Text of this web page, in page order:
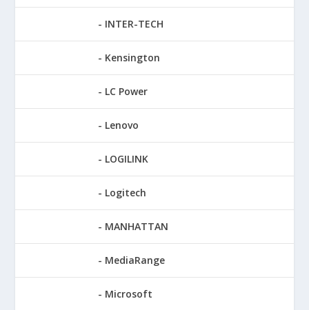
INTER-TECH
Kensington
LC Power
Lenovo
LOGILINK
Logitech
MANHATTAN
MediaRange
Microsoft